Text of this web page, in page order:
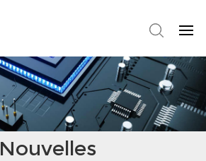
Nouvelles